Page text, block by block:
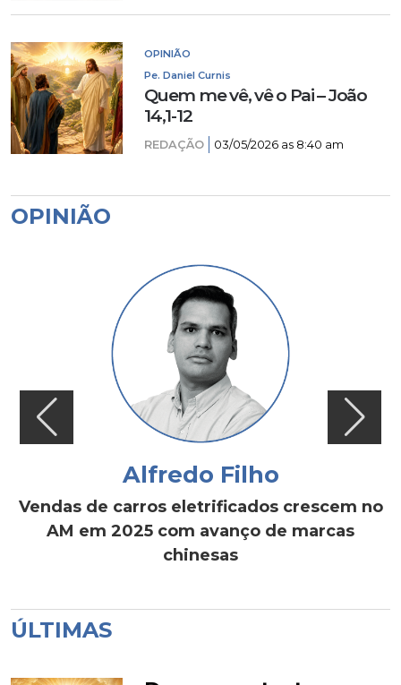
OPINIÃO
Pe. Daniel Curnis
Quem me vê, vê o Pai – João
14,1-12
REDAÇÃO 03/05/2026 as 8:40 am
OPINIÃO
Alfredo Filho
Vendas de carros eletrificados crescem no
AM em 2025 com avanço de marcas
chinesas
ÚLTIMAS